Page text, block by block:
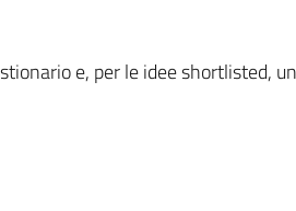
e, per le idee shortlisted,